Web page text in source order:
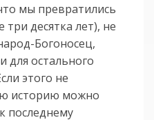
мы превратились
три десятка лет), не
Богоносец,
для остального
этого не
историю можно
последнему